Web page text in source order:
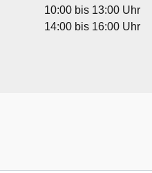
10:00 bis 13:00 Uhr
14:00 bis 16:00 Uhr